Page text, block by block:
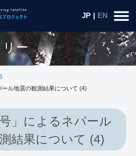
JP | EN
ー
ール地震の観測結果について (4)
」によるネパール
結果について (4)